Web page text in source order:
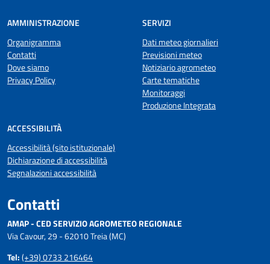
AMMINISTRAZIONE
Organigramma
Contatti
Dove siamo
Privacy Policy
SERVIZI
Dati meteo giornalieri
Previsioni meteo
Notiziario agrometeo
Carte tematiche
Monitoraggi
Produzione Integrata
ACCESSIBILITÀ
Accessibilità (sito istituzionale)
Dichiarazione di accessibilità
Segnalazioni accessibilità
Contatti
AMAP - CED SERVIZIO AGROMETEO REGIONALE
Via Cavour, 29 - 62010 Treia (MC)
Tel:(+39) 0733 216464